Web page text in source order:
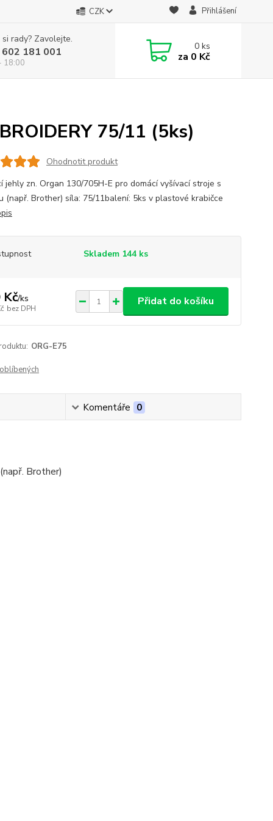
CZK Přihlášení
rady? Zavolejte.
181 001
18:00
0ks
za 0 Kč
75/11 (5ks)
Ohodnotit produkt
jehly zn. Organ 130/705H-E pro domácí vyšívací stroje s
(např. Brother) síla: 75/11balení: 5ks v plastové krabičce
Skladem 144 ks
Kč/ks
bez DPH
Přidat do košíku
ORG-E75
Komentáře 0
Brother)